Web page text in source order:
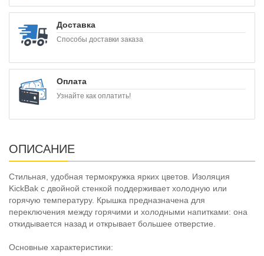
Доставка
Способы доставки заказа
Оплата
Узнайте как оплатить!
ОПИСАНИЕ
Стильная, удобная термокружка ярких цветов. Изоляция
KickBak с двойной стенкой поддерживает холодную или
горячую температуру. Крышка предназначена для
переключения между горячими и холодными напитками: она
откидывается назад и открывает большее отверстие.
Основные характеристики: